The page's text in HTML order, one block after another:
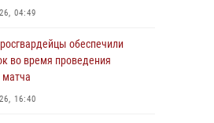
04:49
обеспечили
во время проведения
матча
16:40